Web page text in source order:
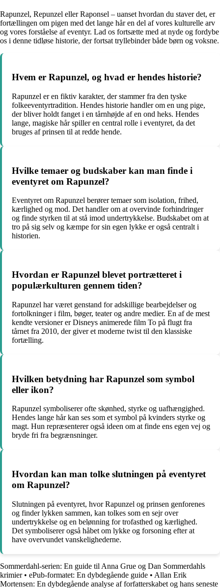
Rapunzel, Repunzel eller Raponsel – uanset hvordan du staver det, er
fortællingen om pigen med det lange hår en del af vores kulturelle arv
og vores forståelse af eventyr. Lad os fortsætte med at nyde og fordybe
os i denne tidløse historie, der fortsat tryllebinder både børn og voksne.
Hvem er Rapunzel, og hvad er hendes historie?
Rapunzel er en fiktiv karakter, der stammer fra den tyske
folkeeventyrtradition. Hendes historie handler om en ung pige,
der bliver holdt fanget i en tårnhøjde af en ond heks. Hendes
lange, magiske hår spiller en central rolle i eventyret, da det
bruges af prinsen til at redde hende.
Hvilke temaer og budskaber kan man finde i
eventyret om Rapunzel?
Eventyret om Rapunzel berører temaer som isolation, frihed,
kærlighed og mod. Det handler om at overvinde forhindringer
og finde styrken til at stå imod undertrykkelse. Budskabet om at
tro på sig selv og kæmpe for sin egen lykke er også centralt i
historien.
Hvordan er Rapunzel blevet portrætteret i
populærkulturen gennem tiden?
Rapunzel har været genstand for adskillige bearbejdelser og
fortolkninger i film, bøger, teater og andre medier. En af de mest
kendte versioner er Disneys animerede film To på flugt fra
tårnet fra 2010, der giver et moderne twist til den klassiske
fortælling.
Hvilken betydning har Rapunzel som symbol
eller ikon?
Rapunzel symboliserer ofte skønhed, styrke og uafhængighed.
Hendes lange hår kan ses som et symbol på kvinders styrke og
magt. Hun repræsenterer også ideen om at finde ens egen vej og
bryde fri fra begrænsninger.
Hvordan kan man tolke slutningen på eventyret
om Rapunzel?
Slutningen på eventyret, hvor Rapunzel og prinsen genforenes
og finder lykken sammen, kan tolkes som en sejr over
undertrykkelse og en belønning for trofasthed og kærlighed.
Det symboliserer også håbet om lykke og forsoning efter at
have overvundet vanskelighederne.
Sommerdahl-serien: En guide til Anna Grue og Dan Sommerdahls
krimier• ePub-formatet: En dybdegående guide • Allan Erik
Mortensen: En dybdegående analyse af forfatterskabet og hans seneste